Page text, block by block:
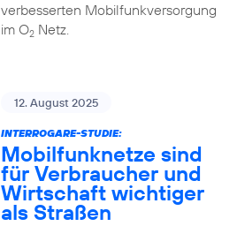
verbesserten Mobilfunkversorgung
im O2Netz.
12. August 2025
INTERROGARE-STUDIE:
Mobilfunknetze sind
für Verbraucher und
Wirtschaft wichtiger
als Straßen